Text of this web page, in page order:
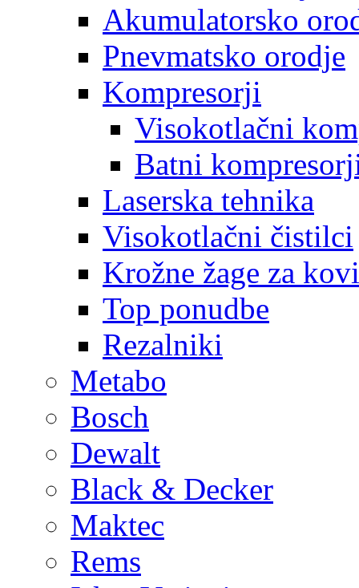
Akumulatorsko
Pnevmatsko orodje
Kompresorji
Visokotlačni
Batni
Laserska tehnika
Visokotlačni čistilci
Krožne žage za
Top ponudbe
Rezalniki
Metabo
Bosch
Dewalt
Black & Decker
Maktec
Rems